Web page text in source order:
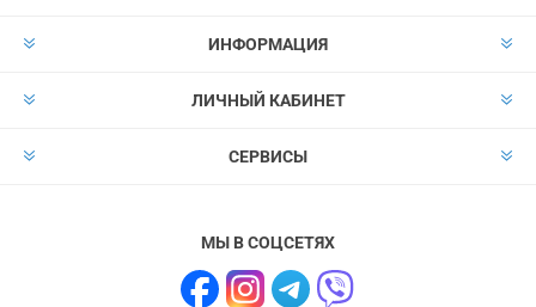
ИНФОРМАЦИЯ
ЛИЧНЫЙ КАБИНЕТ
СЕРВИСЫ
МЫ В СОЦСЕТЯХ